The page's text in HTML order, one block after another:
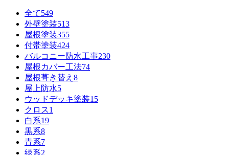
全て549
外壁塗装513
屋根塗装355
付帯塗装424
バルコニー防水工事230
屋根カバー工法74
屋根葺き替え 8
屋上防水5
ウッドデッキ塗装15
クロス1
白系19
黒系8
青系7
緑系2